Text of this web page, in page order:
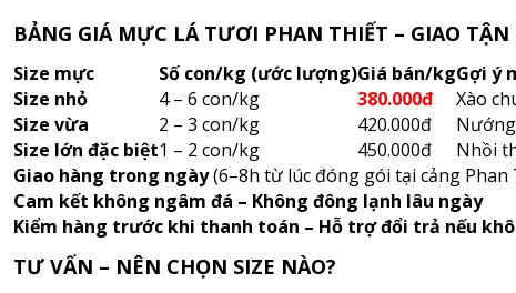
BẢNG GIÁ MỰC LÁ TƯƠI PHAN THIẾT – GIAO
Size mực Số con/kg (ước lượng)Giá bán/kgGợi ý
Size nhỏ
4 – 6 con/kg 380.000đ
Xào
Size vừa
2 – 3 con/kg 420.000đ
Size lớn đặc biệt1 – 2 con/kg 450.000đ
Nhồi
Giao hàng trong ngày(6–8h từ lúc đóng gói tại cảng Phan
Cam kết không ngâm đá – Không đông lạnh lâu ngày
Kiểm hàng trước khi thanh toán – Hỗ trợ đổi trả nếu
TƯ VẤN – NÊN CHỌN SIZE NÀO?